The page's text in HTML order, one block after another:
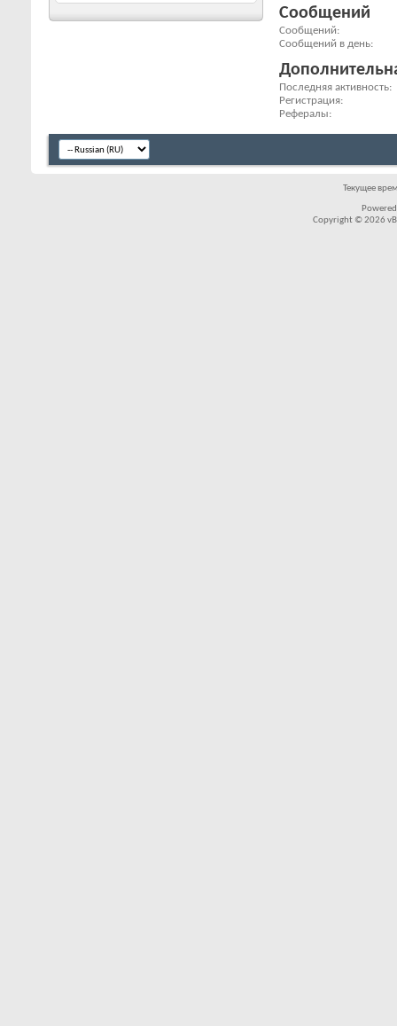
Сообщений
Сообщений
Сообщений в день
Последняя активность
Регистрация
Рефералы
Текущее
Copyright © 2026